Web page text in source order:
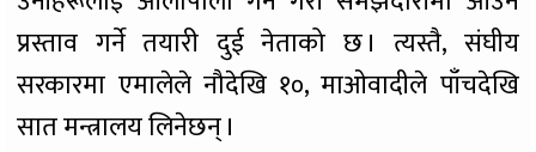
प्रस्ताव गर्ने तयारी दुई नेताको छ । त्यस्तै, संघीय
सरकारमा एमालेले नौदेखि १०, माओवादीले पाँचदेखि
सात मन्त्रालय लिनेछन् ।